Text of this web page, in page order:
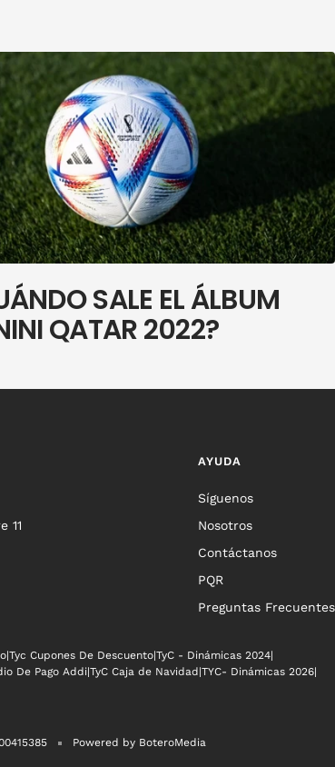
SALE EL ÁLBUM
QATAR 2022?
11
AYUDA
Síguenos
Nosotros
Contáctanos
PQR
Preguntas Frecuentes
|Tyc Cupones De Descuento|TyC - Dinámicas 2024|
De Pago Addi|TyC Caja de Navidad |TYC- Dinámicas 2026|
Powered by BoteroMedia